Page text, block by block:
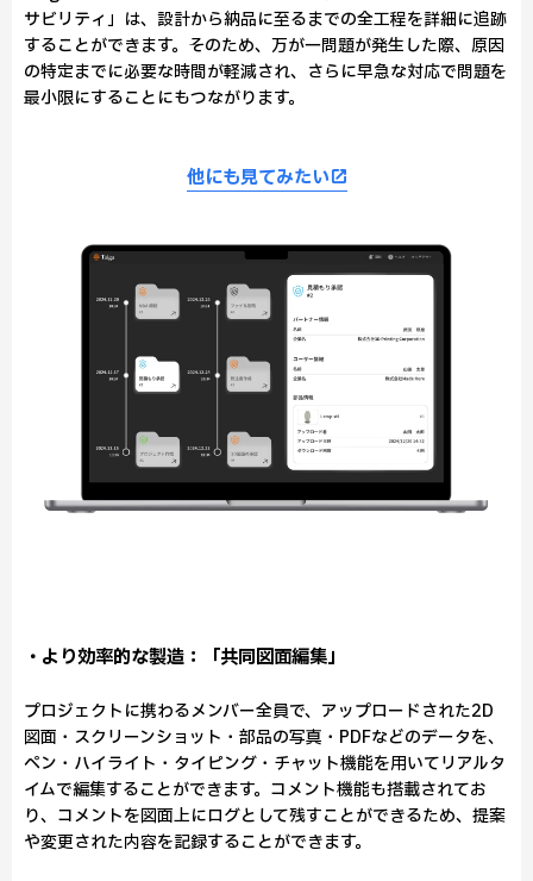
サビリティ」は、設計から納品に至るまでの全工程を詳細に追跡
することができます。そのため、万が一問題が発生した際、原因
の特定までに必要な時間が軽減され、さらに早急な対応で問題を
最小限にすることにもつながります。
他にも見てみたい
・より効率的な製造：「共同図面編集」
プロジェクトに携わるメンバー全員で、アップロードされた2D
図面・スクリーンショット・部品の写真・PDFなどのデータを、
ペン・ハイライト・タイピング・チャット機能を用いてリアルタ
イムで編集することができます。コメント機能も搭載されてお
り、コメントを図面上にログとして残すことができるため、提案
や変更された内容を記録することができます。